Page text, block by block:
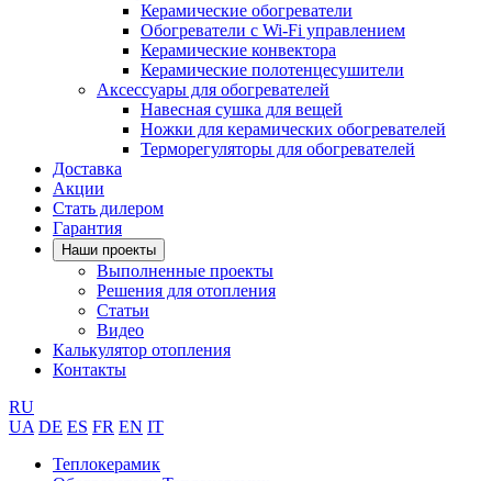
Керамические обогреватели
Обогреватели с Wi-Fi управлением
Керамические конвектора
Керамические полотенцесушители
Аксессуары для обогревателей
Навесная сушка для вещей
Ножки для керамических обогревателей
Терморегуляторы для обогревателей
Доставка
Акции
Стать дилером
Гарантия
Наши проекты
Выполненные проекты
Решения для отопления
Статьи
Видео
Калькулятор отопления
Контакты
RU
UA DE ES FR EN IT
Теплокерамик